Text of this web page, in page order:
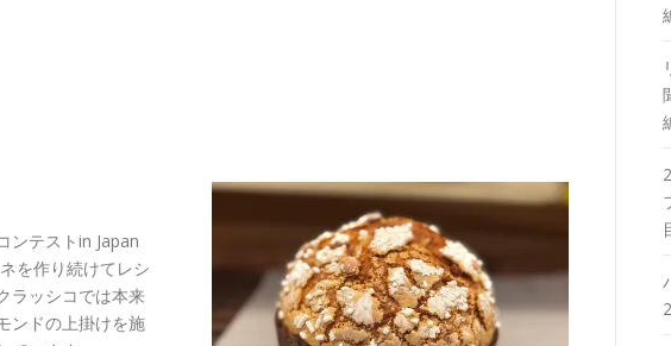
ンテストin Japan
を作り続けてレシ
ラッシコでは本来
ンドの上掛けを施